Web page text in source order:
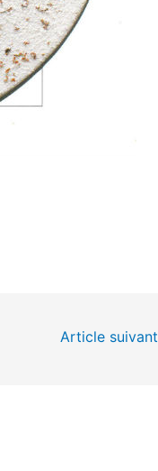
Article suivant